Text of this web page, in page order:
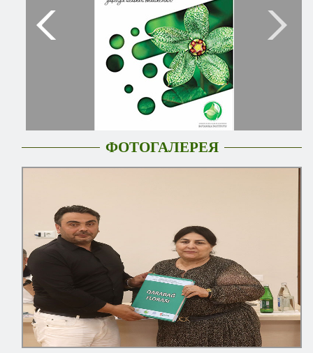
ФОТОГАЛЕРЕЯ